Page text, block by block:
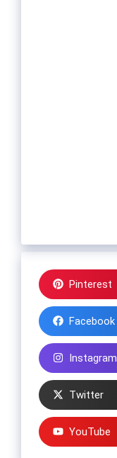
Pinterest
Facebook
Instagram
Twitter
YouTube